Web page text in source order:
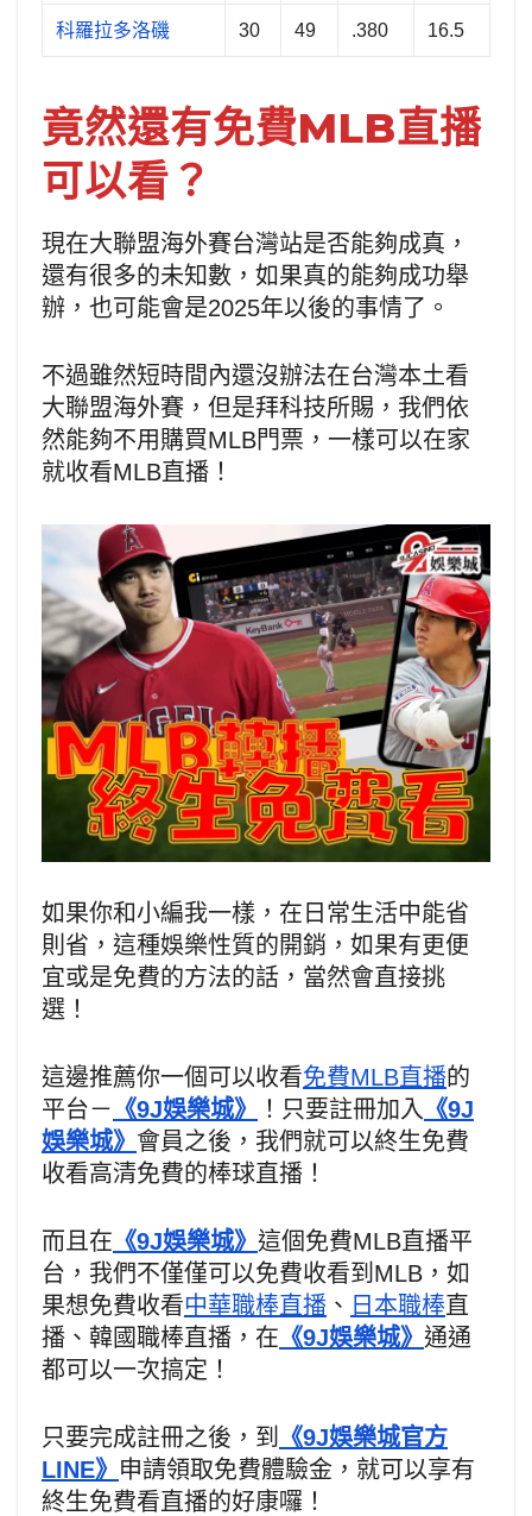
科羅拉多洛磯 30 49 .380 16.5
竟然還有免費MLB直播
可以看？
現在大聯盟海外賽台灣站是否能夠成真，
還有很多的未知數，如果真的能夠成功舉
辦，也可能會是2025年以後的事情了。
不過雖然短時間內還沒辦法在台灣本土看
大聯盟海外賽，但是拜科技所賜，我們依
然能夠不用購買MLB門票，一樣可以在家
就收看MLB直播！
如果你和小編我一樣，在日常生活中能省
則省，這種娛樂性質的開銷，如果有更便
宜或是免費的方法的話，當然會直接挑
選！
這邊推薦你一個可以收看免費MLB直播的
平台－ 《9J娛樂城》 ！只要註冊加入 《9J
娛樂城》 會員之後，我們就可以終生免費
收看高清免費的棒球直播！
而且在 《9J娛樂城》 這個免費MLB直播平
台，我們不僅僅可以免費收看到MLB，如
果想免費收看中華職棒直播 、 日本職棒直
播、韓國職棒直播，在 《9J娛樂城》 通通
都可以一次搞定！
只要完成註冊之後，到
《9J娛樂城官方
LINE》 申請領取免費體驗金，就可以享有
終生免費看直播的好康囉！